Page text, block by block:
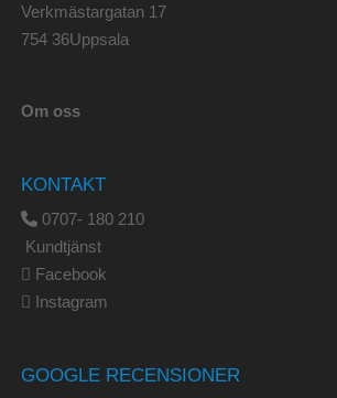
Verkmästargatan 17
754 36Uppsala
Om oss
KONTAKT
0707- 180 210
Kundtjänst
Facebook
Instagram
GOOGLE RECENSIONER